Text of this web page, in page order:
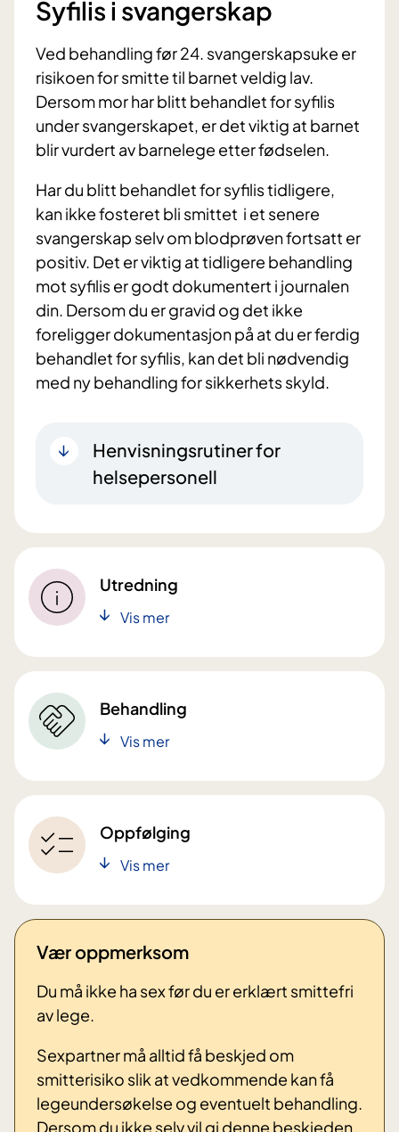
Syfilis i svangerskap
Ved behandling før 24. svangerskapsuke er
risikoen for smitte til barnet veldig lav.
Dersom mor har blitt behandlet for syfilis
under svangerskapet, er det viktig at barnet
blir vurdert av barnelege etter fødselen.
Har du blitt behandlet for syfilis tidligere,
kan ikke fosteret bli smittet i et senere
svangerskap selv om blodprøven fortsatt er
positiv. Det er viktig at tidligere behandling
mot syfilis er godt dokumentert i journalen
din. Dersom du er gravid og det ikke
foreligger dokumentasjon på at du er ferdig
behandlet for syfilis, kan det bli nødvendig
med ny behandling for sikkerhets skyld.
Henvisningsrutiner for
helsepersonell
Utredning
Vis mer
Behandling
Vis mer
Oppfølging
Vis mer
Vær oppmerksom
Du må ikke ha sex før du er erklært smittefri
av lege.
Sexpartner må alltid få beskjed om
smitterisiko slik at vedkommende kan få
legeundersøkelse og eventuelt behandling.
Dersom du ikke selv vil gi denne beskjeden,